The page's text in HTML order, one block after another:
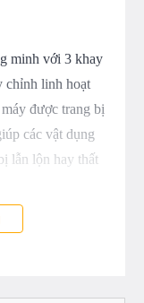
minh với 3 khay
chỉnh linh hoạt
được trang bị
các vật dụng
lẫn lộn hay thất
máy rửa bát